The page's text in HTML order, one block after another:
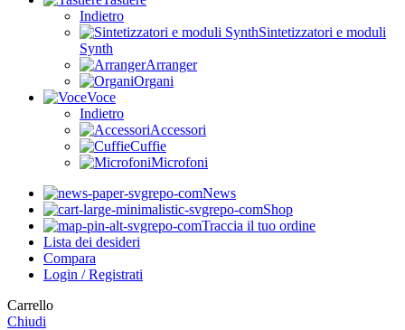
Indietro
Sintetizzatori e moduli
Synth
Arranger
Organi
Voce
Indietro
Accessori
Cuffie
Microfoni
News
Shop
Traccia il tuo ordine
Lista dei desideri
Compara
Login / Registrati
Carrello
Chiudi